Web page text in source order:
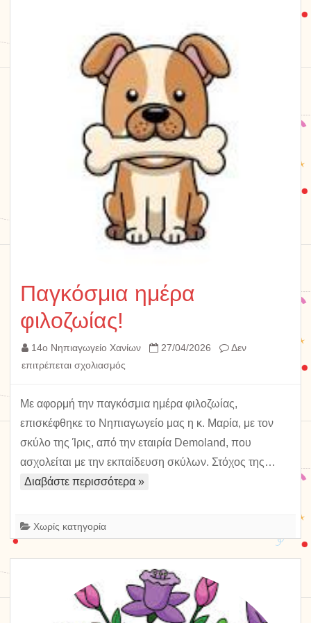
Παγκόσμια ημέρα
φιλοζωίας!
14ο Νηπιαγωγείο Χανίων 27/04/2026
Δεν
επιτρέπεται σχολιασμός
ημέρα
φιλοζωίας!
Με αφορμή την παγκόσμια ημέρα φιλοζωίας,
επισκέφθηκε το Νηπιαγωγείο μας η κ. Μαρία, με τον
σκύλο της Ίρις, από την εταιρία Demoland, που
ασχολείται με την εκπαίδευση σκύλων. Στόχος της…
Διαβάστε περισσότερα »
Χωρίς κατηγορία